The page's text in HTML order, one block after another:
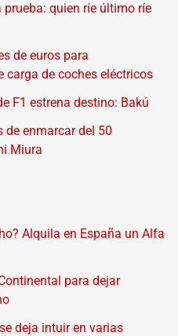
prueba: quien ríe último ríe
de euros para
carga de coches eléctricos
F1 estrena destino: Bakú
de enmarcar del 50
Miura
Alquila en España un Alfa
para dejar
deja intuir en varias